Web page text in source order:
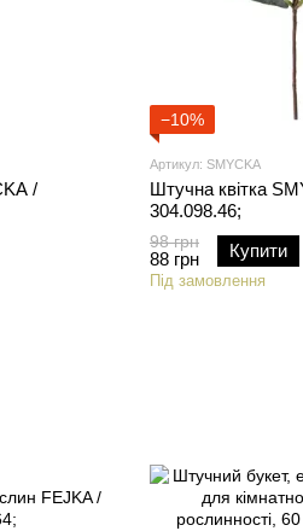
/
−10%
Артикул: SMYCKA
Штучна квітка
304.098.46;
98 грн
88 грн Купити
Під замовлення